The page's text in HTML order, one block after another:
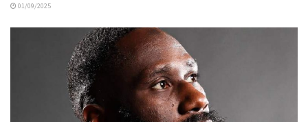
01/09/2025